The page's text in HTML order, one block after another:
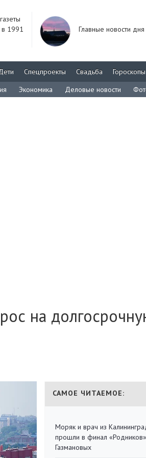
в 1991
Главные новости дня
Спецпроекты Свадьба
Гороскопы
Экономика Деловые новости
на
САМОЕ ЧИТАЕМОЕ:
Моряк и врач из
прошли в финал «Родников»
Газмановых